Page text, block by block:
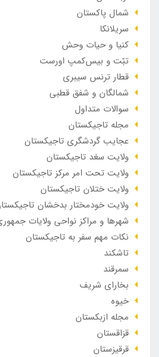
شمال پاکستان
سریلانکا
کنیا و حیات وحش
تبّت و بیس‌کمپ اورست
قطار ترنس سیبری
شمالگان و شفق قطبی
سوالات متداول
مجله تاجیکستان
عجایب گردشگری تاجیکستان
ولایت سغد تاجیکستان
ولایت تحت امر مرکز تاجیکستان
ولایت ختلان تاجیکستان
ولایت خودمختار بدخشان
شهرها و مراکز نواحی ولایات
نکات مهم سفر به تاجیکستان
تاشکند
سمرقند
بخارای شریف
خیوه
مجله ازبکستان
قزاقستان
قرقیزستان